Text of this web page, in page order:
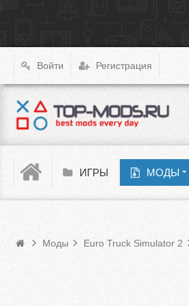
Войти Регистрация
Моды Euro Truck
ИГРЫ МОДЫ
XCOM:
Cyberpunk
Teardown
Melon
Barotrauma
Моды Euro Truck Simulator 2